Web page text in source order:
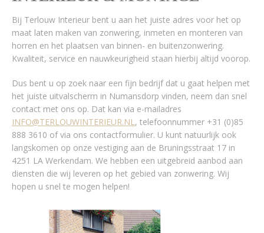
Bij Terlouw Interieur bent u aan het juiste adres voor het op
maat laten maken van zonwering, inmeten en monteren van
horren en het plaatsen van binnen- en buitenzonwering.
Kwaliteit, service en nauwkeurigheid staan hierbij altijd voorop.
Dus bent u op zoek naar een fijn bedrijf dat u gaat helpen met
het juiste uitvalscherm in Numansdorp vinden, neem dan snel
contact met ons op. Dat kan via e-mailadres
INFO@TERLOUWINTERIEUR.NL, telefoonnummer +31 (0)85
888 3610 of via ons contactformulier. U kunt natuurlijk ook
langskomen op onze vestiging aan de Bruningsstraat 17 in
4251 LA Werkendam. We hebben een uitgebreid aanbod aan
diensten die wij leveren op het gebied van zonwering. Wij
hopen u snel te mogen helpen!